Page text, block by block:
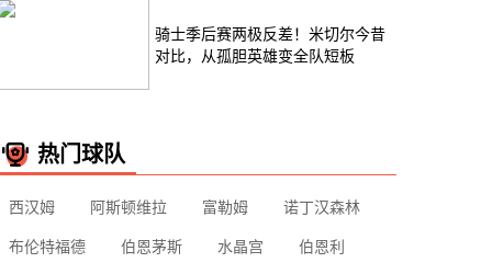
骑士季后赛两极反差！米切尔今昔
对比，从孤胆英雄变全队短板
热门球队
西汉姆 阿斯顿维拉 富勒姆
诺丁汉森林
布伦特福德
伯恩茅斯 水晶宫
伯恩利